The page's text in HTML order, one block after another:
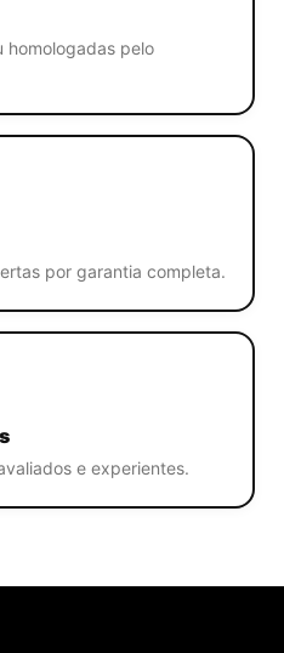
homologadas pelo
por garantia completa.
e experientes.